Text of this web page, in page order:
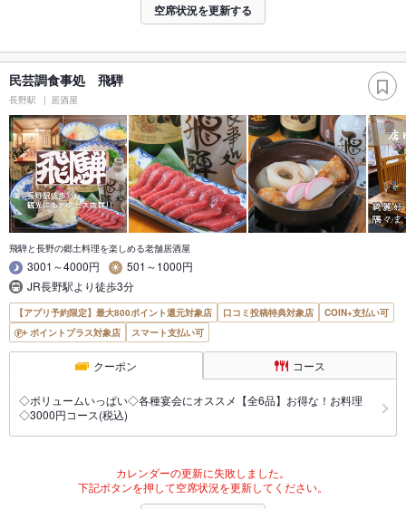
空席状況を更新する
民芸調食事処 飛騨
長野駅 居酒屋
飛騨と長野の郷土料理を楽しめる老舗居酒屋
3001～4000円
501～1000円
JR長野駅より徒歩3分
【アプリ予約限定】最大800ポイント還元対象店 口コミ投稿特典対象店
COIN+支払い可
ポイントプラス対象店
スマート支払い可
クーポン コース
◇ボリュームいっぱい◇各種宴会にオススメ【全6品】お得な！お料理
◇3000円コース(税込)
カレンダーの更新に失敗しました。
下記ボタンを押して空席状況を更新してください。